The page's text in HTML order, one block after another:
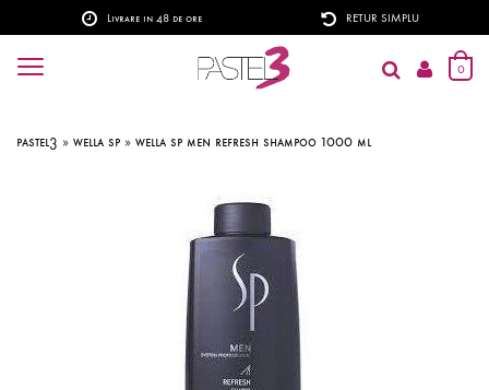
Livrare in 48 de ore RETUR SIMPLU
0
pastel3 » wella sp » wella sp men refresh shampoo 1000 ml